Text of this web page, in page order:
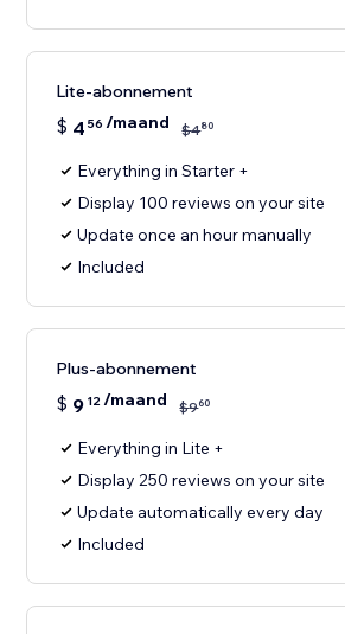
Lite-abonnement
$ 4 56 /maand $480
Everything in Starter +
Display 100 reviews on your site
Update once an hour manually
Included
Plus-abonnement
$ 9 12/maand $960
Everything in Lite +
Display 250 reviews on your site
Update automatically every day
Included